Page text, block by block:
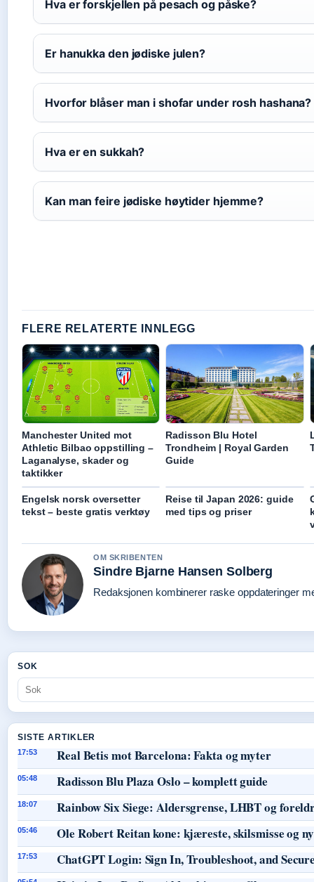
Hva er forskjellen på pesach og påske?
Er hanukka den jødiske julen?
Hvorfor blåser man i shofar under rosh hashana?
Hva er en sukkah?
Kan man feire jødiske høytider hjemme?
FLERE RELATERTE INNLEGG
Manchester United mot
Athletic Bilbao oppstilling –
Laganalyse, skader og
taktikker
Radisson Blu Hotel
Trondheim | Royal Garden
Guide
Engelsk norsk oversetter
tekst – beste gratis verktøy
Reise til Japan 2026: guide
med tips og priser
OM SKRIBENTEN
Sindre Bjarne Hansen Solberg
Redaksjonen kombinerer raske oppdateringer
SOK
SISTE ARTIKLER
17:53 Real Betis mot Barcelona: Fakta og myter
05:48 Radisson Blu Plaza Oslo – komplett guide
18:07 Rainbow Six Siege: Aldersgrense, LHBT og
05:46 Ole Robert Reitan kone: kjæreste, skilsmisse og
17:53 ChatGPT Login: Sign In, Troubleshoot, and